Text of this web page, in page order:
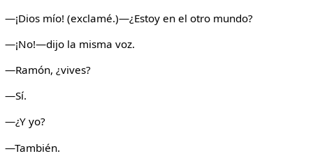
—¡Dios mío! (exclamé.)—¿Estoy en el otro mundo?
—¡No!—dijo la misma voz.
—Ramón, ¿vives?
—Sí.
—¿Y yo?
—También.